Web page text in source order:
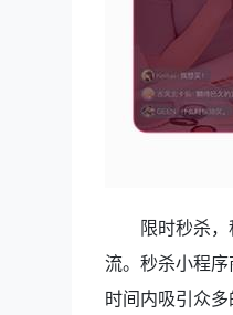
限时秒杀
流。秒杀小程
时间内吸引众